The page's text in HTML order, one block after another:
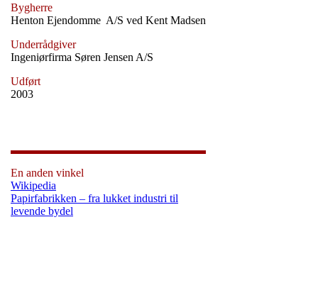
Bygherre
Henton Ejendomme A/S ved Kent Madsen
Underrådgiver
Ingeniørfirma Søren Jensen A/S
Udført
2003
En anden vinkel
Wikipedia
Papirfabrikken – fra lukket industri til
levende bydel